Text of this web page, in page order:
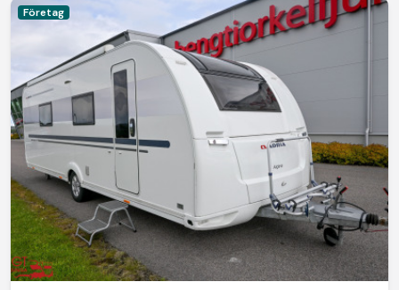
Företag